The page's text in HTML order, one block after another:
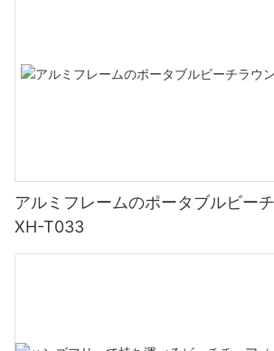
アルミフレームのポータブルビー
XH-T033